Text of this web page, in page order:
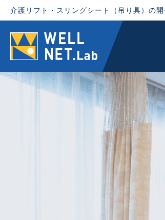
介護リフト・スリングシート（吊り具）の